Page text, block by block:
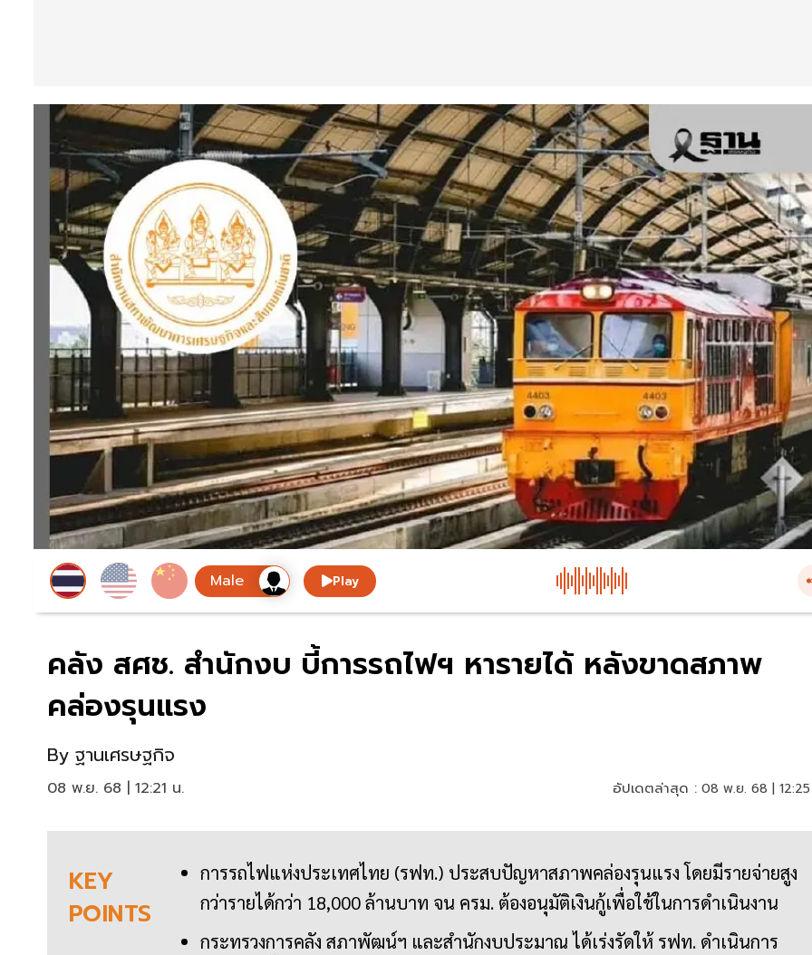
Play
คลัง สศช. สำนักงบ บี้การรถไฟฯ หารายได้ หลังขาดสภาพ
คล่องรุนแรง
By ฐานเศรษฐกิจ
08 พ.ย. 68 | 12:21 น. อัปเดตล่าสุด : 08 พ.ย. 68 |
KEY
POINTS
การรถไฟแห่งประเทศไทย (รฟท.) ประสบปัญหาสภาพคล่องรุนแรง โดยมีรายจ่ายสูง
กว่ารายได้กว่า 18,000 ล้านบาท จน ครม. ต้องอนุมัติเงินกู้เพื่อใช้ในการดำเนินงาน
กระทรวงการคลัง สภาพัฒน์ฯ และสำนักงบประมาณ ได้เร่งรัดให้ รฟท. ดำเนินการ